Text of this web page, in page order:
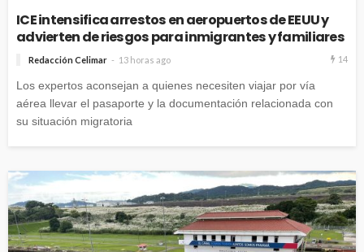
ICE intensifica arrestos en aeropuertos de EEUU y
advierten de riesgos para inmigrantes y familiares
Redacción Celimar 13 horas ago 14
Los expertos aconsejan a quienes necesiten viajar por vía
aérea llevar el pasaporte y la documentación relacionada con
su situación migratoria